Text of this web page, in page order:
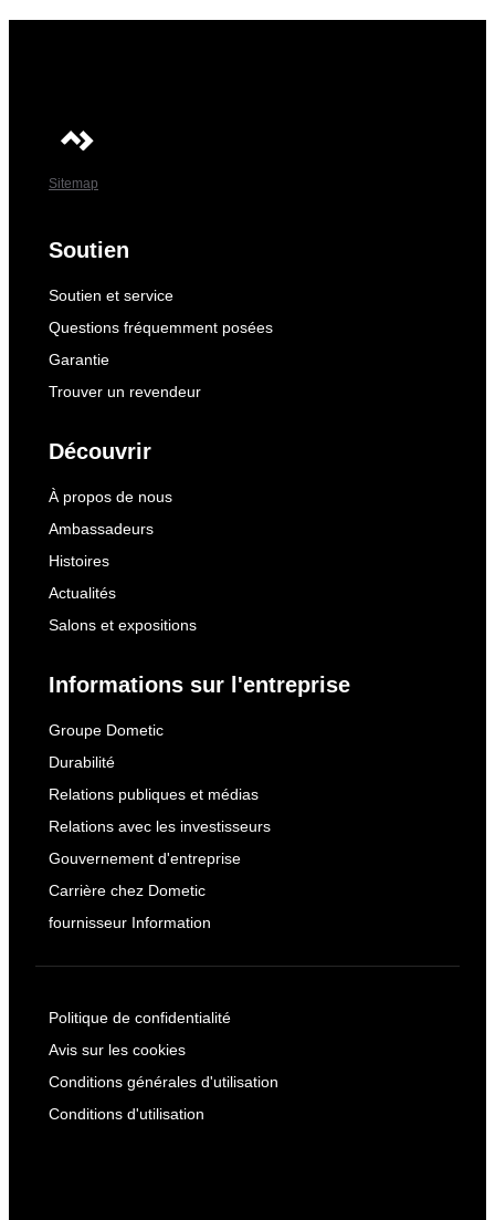
Sitemap
Soutien
Soutien et service
Questions fréquemment posées
Garantie
Trouver un revendeur
Découvrir
À propos de nous
Ambassadeurs
Histoires
Actualités
Salons et expositions
Informations sur l'entreprise
Groupe Dometic
Durabilité
Relations publiques et médias
Relations avec les investisseurs
Gouvernement d'entreprise
Carrière chez Dometic
fournisseur Information
Politique de confidentialité
Avis sur les cookies
Conditions générales d'utilisation
Conditions d'utilisation